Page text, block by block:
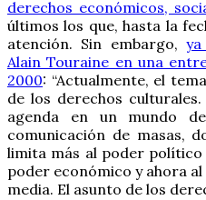
derechos económicos,
últimos los que, hasta la
atención. Sin embargo,
Alain Touraine en una
2000: “Actualmente, el
de los derechos
agenda en un mundo
comunicación de masas,
limita más al poder político
poder económico y ahora
media. El asunto de los